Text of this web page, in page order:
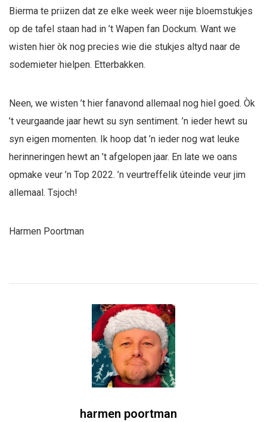
Bierma te priizen dat ze elke week weer nije bloemstukjes
op de tafel staan had in ’t Wapen fan Dockum. Want we
wisten hier òk nog precies wie die stukjes altyd naar de
sodemieter hielpen. Etterbakken.
Neen, we wisten ’t hier fanavond allemaal nog hiel goed. Òk
’t veurgaande jaar hewt su syn sentiment. ’n ieder hewt su
syn eigen momenten. Ik hoop dat ’n ieder nog wat leuke
herinneringen hewt an ’t afgelopen jaar. En late we oans
opmake veur ’n Top 2022. ’n veurtreffelik úteinde veur jim
allemaal. Tsjoch!
Harmen Poortman
harmen poortman